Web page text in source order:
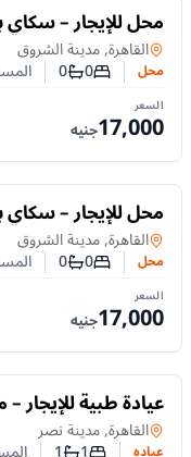
للايجار
محل للإيجار –
محلفي
القاهرة, مدينة الشروق
محل عدد غرف النوم
0عدد الحمامات
0
السعر
17,000جنيه
للايجار
محل للإيجار –
محلفي
القاهرة, مدينة الشروق
محل عدد غرف النوم
0عدد الحمامات
0
السعر
17,000جنيه
للايجار
عيادة طبية للإيجار
عيادهفي
القاهرة, مدينة نصر